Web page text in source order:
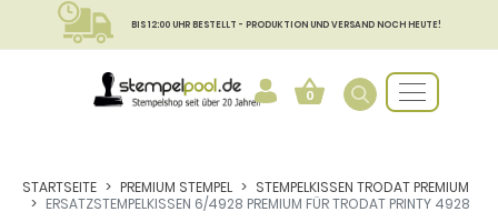
BIS 12:00 UHR BESTELLT - PRODUKTION UND VERSAND NOCH HEUTE!
0
STARTSEITE PREMIUM STEMPEL
STEMPELKISSEN TRODAT PREMIUM
ERSATZSTEMPELKISSEN 6/4928 PREMIUM FÜR TRODAT PRINTY 4928